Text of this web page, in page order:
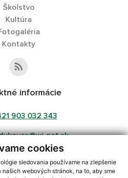
cookies
sledovania používame na zlepšenie
webových stránok, na to, aby sme
Školstvo
Kultúra
Kontakty
informácie
903 032 343
net.sk